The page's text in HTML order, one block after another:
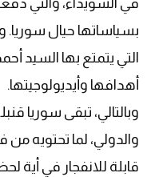
بسياساتها حيال سوريا.
التي يتمتع بها السيد
أهدافها وأيديولوجيتها.
وبالتالي، تبقى سوريا
والدولي، لما تحتويه
قابلة للانفجار في أية